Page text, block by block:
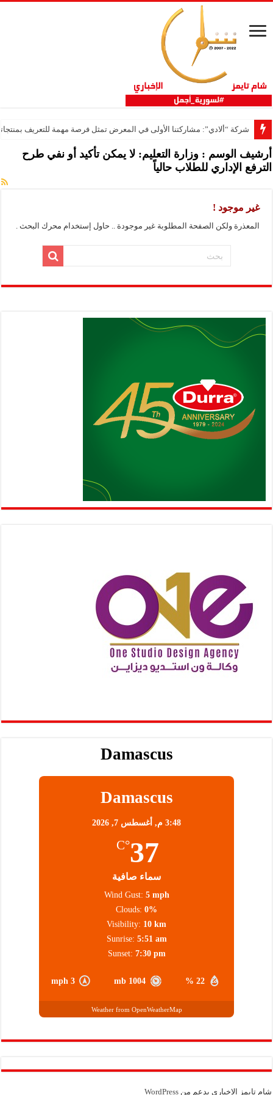
شركة “ألادي”: مشاركتنا الأولى في المعرض تمثل فرصة مهمة للتعريف
أرشيف الوسم : وزارة التعليم: لا يمكن تأكيد أو نفي طرح
الترفع الإداري للطلاب حالياً
غير موجود !
المعذرة ولكن الصفحة المطلوبة غير موجودة .. حاول إستخدام محرك البحث .
Damascus
Damascus
3:48 م, أغسطس 7, 2026
37
°C
سماء صافية
22 %
1004 mb
3 mph
Wind Gust: 5 mph
Clouds: 0%
Visibility: 10 km
Sunrise: 5:51 am
Sunset: 7:30 pm
Weather from OpenWeatherMap
شام تايمز الإخباري بدعم منWordPress